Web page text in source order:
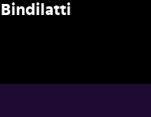
Bindilatti